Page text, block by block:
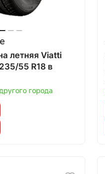
летняя Viatti
55 R18 в
города